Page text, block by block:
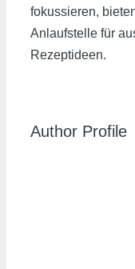
fokussieren,
Anlaufstelle für
Rezeptideen.
Author Profile